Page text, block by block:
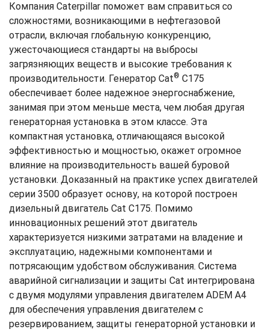
Компания Caterpillar поможет вам справиться со
сложностями, возникающими в нефтегазовой
отрасли, включая глобальную конкуренцию,
ужесточающиеся стандарты на выбросы
загрязняющих веществ и высокие требования к
производительности. Генератор Cat® C175
обеспечивает более надежное энергоснабжение,
занимая при этом меньше места, чем любая другая
генераторная установка в этом классе. Эта
компактная установка, отличающаяся высокой
эффективностью и мощностью, окажет огромное
влияние на производительность вашей буровой
установки. Доказанный на практике успех двигателей
серии 3500 образует основу, на которой построен
дизельный двигатель Cat C175. Помимо
инновационных решений этот двигатель
характеризуется низкими затратами на владение и
эксплуатацию, надежными компонентами и
потрясающим удобством обслуживания. Система
аварийной сигнализации и защиты Cat интегрирована
с двумя модулями управления двигателем ADEM A4
для обеспечения управления двигателем с
резервированием, защиты генераторной установки и